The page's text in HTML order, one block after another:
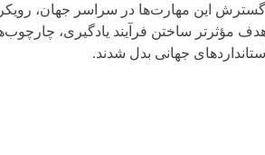
این مهارت‌ها در سراسر جهان،
مؤثرتر ساختن فرآیند یادگیری،
جهانی بدل شدند.